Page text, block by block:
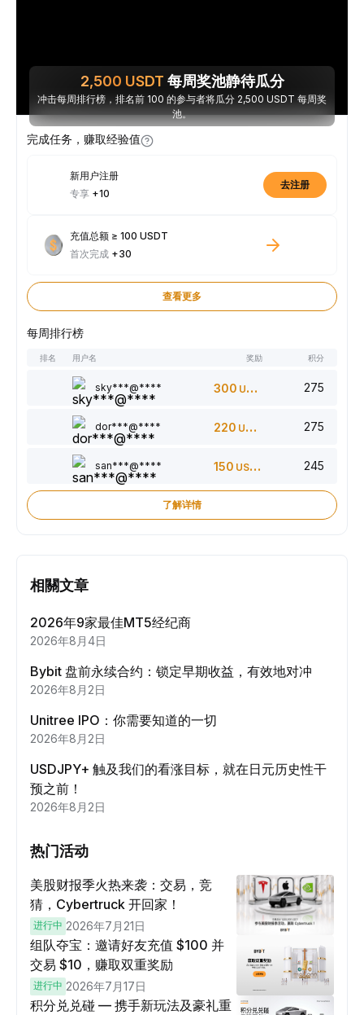
2,500 USDT 每周奖池静待瓜分
冲击每周排行榜，排名前 100 的参与者将瓜分 2,500 USDT 每周奖
池。
完成任务，赚取经验值
新用户注册
专享 +10
去注册
充值总额 ≥ 100 USDT
首次完成 +30
查看更多
每周排行榜
排名 用户名 奖励 积分
sky***@**** 300 USDT 275
dor***@**** 220 USDT 275
san***@**** 150 USDT 245
了解详情
相關文章
2026年9家最佳MT5经纪商
2026年8月4日
Bybit 盘前永续合约：锁定早期收益，有效地对冲
2026年8月2日
Unitree IPO：你需要知道的一切
2026年8月2日
USDJPY+ 触及我们的看涨目标，就在日元历史性干
预之前！
2026年8月2日
热门活动
美股财报季火热来袭：交易，竞
猜，Cybertruck 开回家！
进行中 2026年7月21日
组队夺宝：邀请好友充值 $100 并
交易 $10，赚取双重奖励
进行中 2026年7月17日
积分兑兑碰 — 携手新玩法及豪礼重